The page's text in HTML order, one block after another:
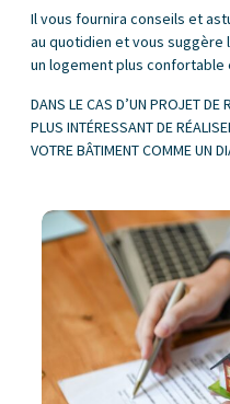
Il vous fournira conseils et
au quotidien et vous suggère
un logement plus confortable
DANS LE CAS D’UN PROJET DE
PLUS INTÉRESSANT DE
VOTRE BÂTIMENT COMME UN